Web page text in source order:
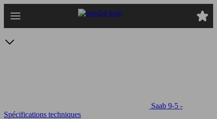
au
Saab 9-5 -
Spécifications techniques